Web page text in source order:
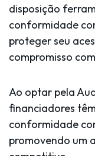
disposição
conformidade
proteger seu
compromisso
Ao optar pela
financiadores
conformidade
promovendo um